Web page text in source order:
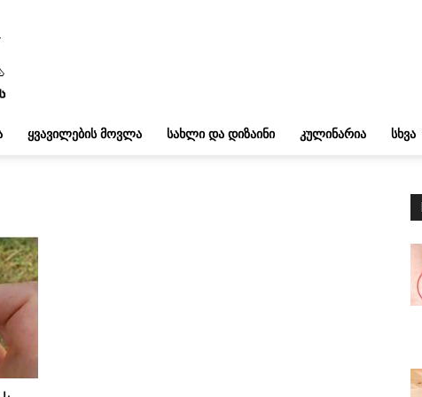
ᲧᲕᲐᲕᲘᲚᲔᲑᲘᲡ ᲛᲝᲕᲚᲐ ᲡᲐᲮᲚᲘ ᲓᲐ ᲓᲘᲖᲐᲘᲜᲘ ᲙᲣᲚᲘᲜᲐᲠᲘᲐ ᲡᲮᲕᲐ